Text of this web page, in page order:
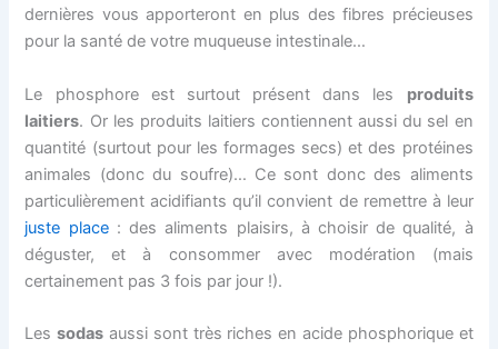
dernières vous apporteront en plus des fibres précieuses
pour la santé de votre muqueuse intestinale…
Le phosphore est surtout présent dans les produits
laitiers. Or les produits laitiers contiennent aussi du sel en
quantité (surtout pour les formages secs) et des protéines
animales (donc du soufre)… Ce sont donc des aliments
particulièrement acidifiants qu’il convient de remettre à leur
juste place: des aliments plaisirs, à choisir de qualité, à
déguster, et à consommer avec modération (mais
certainement pas 3 fois par jour !).
Lessodas aussi sont très riches en acide phosphorique et